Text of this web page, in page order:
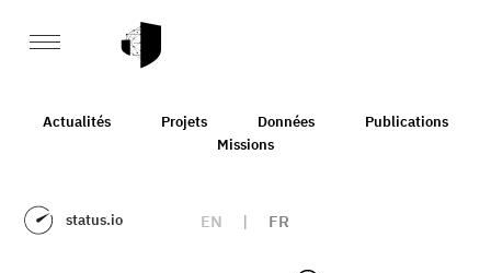
Actualités Projets Données
Publications
Missions
status.io EN | FR